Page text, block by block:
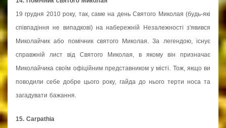
19 грудня 2010 року, так, саме на день Святого Миколая (будь-які
співпадіння не випадкові) на набережній Незалежності з'явився
Миколайчик або помічник святого Миколая. За легендою, існує
справжній лист від Святого Миколая, в якому він призначає
Миколайчика своїм офіційним представником у місті. Тож, якщо ви
поводили себе добре цього року, гайда до нього терти носа та
загадувати бажання.
15. Carpathia